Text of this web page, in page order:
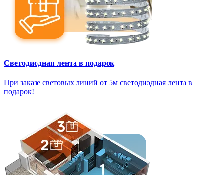
Светодиодная лента в подарок
При заказе световых линий от 5м светодиодная лента в
подарок!